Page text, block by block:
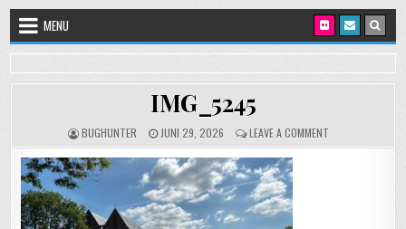
Skip to content
MENU
IMG_5245
AUTHOR:
BUGHUNTER PUBLISHED DATE:
JUNI 29, 2026 LEAVE A COMMENT